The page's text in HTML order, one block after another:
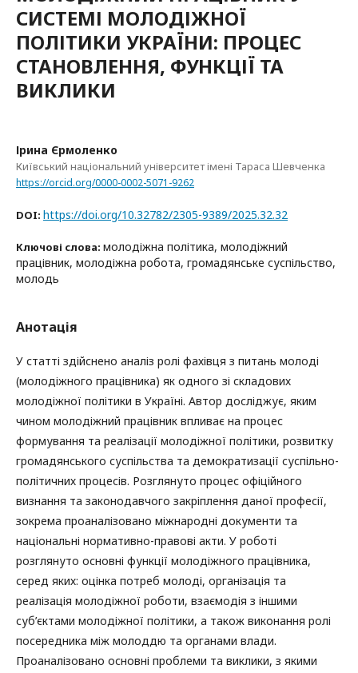
СИСТЕМІ МОЛОДІЖНОЇ
ПОЛІТИКИ УКРАЇНИ: ПРОЦЕС
СТАНОВЛЕННЯ, ФУНКЦІЇ ТА
ВИКЛИКИ
Ірина Єрмоленко
Київський національний університет імені Тараса Шевченка
https://orcid.org/0000-0002-5071-9262
DOI: https://doi.org/10.32782/2305-9389/2025.32.32
Ключові слова: молодіжна політика, молодіжний
працівник, молодіжна робота, громадянське суспільство,
молодь
Анотація
У статті здійснено аналіз ролі фахівця з питань молоді
(молодіжного працівника) як одного зі складових
молодіжної політики в Україні. Автор досліджує, яким
чином молодіжний працівник впливає на процес
формування та реалізації молодіжної політики, розвитку
громадянського суспільства та демократизації суспільно-
політичних процесів. Розглянуто процес офіційного
визнання та законодавчого закріплення даної професії,
зокрема проаналізовано міжнародні документи та
національні нормативно-правові акти. У роботі
розглянуто основні функції молодіжного працівника,
серед яких: оцінка потреб молоді, організація та
реалізація молодіжної роботи, взаємодія з іншими
суб’єктами молодіжної політики, а також виконання ролі
посередника між молоддю та органами влади.
Проаналізовано основні проблеми та виклики, з якими